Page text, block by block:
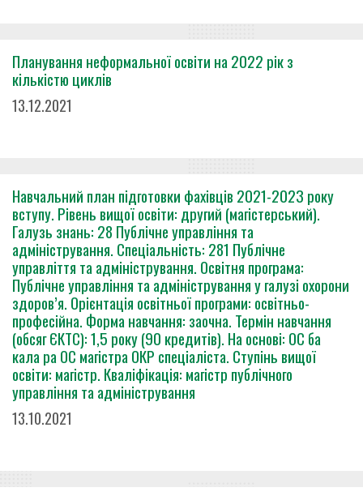
Планування неформальної освіти на 2022 рік з
кількістю циклів
13.12.2021
Навчальний план підготовки фахівців 2021-2023 року
вступу. Рівень вищої освіти: другий (магістерський).
Галузь знань: 28 Публічне управління та
адміністрування. Спеціальність: 281 Публічне
управліття та адміністрування. Освітня програма:
Публічне управління та адміністрування у галузі охорони
здоров’я. Орієнтація освітньої програми: освітньо-
професійна. Форма навчання: заочна. Термін навчання
(обсяг ЄКТС): 1,5 року (90 кредитів). На основі: ОС ба
кала ра ОС магістра ОКР спеціаліста. Ступінь вищої
освіти: магістр. Кваліфікація: магістр публічного
управління та адміністрування
13.10.2021